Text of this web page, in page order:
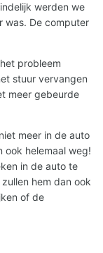
werden we
was. De computer
probleem
stuur vervangen
meer gebeurde
meer in de auto
ook helemaal weg!
in de auto te
hem dan ook
of de